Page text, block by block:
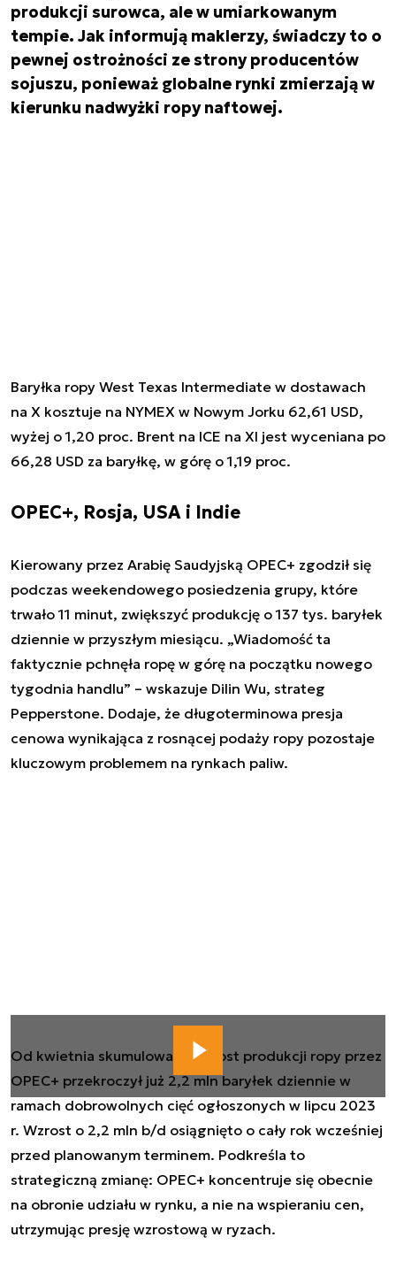
produkcji surowca, ale w umiarkowanym
tempie. Jak informują maklerzy, świadczy to o
pewnej ostrożności ze strony producentów
sojuszu, ponieważ globalne rynki zmierzają w
kierunku nadwyżki ropy naftowej.
Baryłka ropy West Texas Intermediate w dostawach
na X kosztuje na NYMEX w Nowym Jorku 62,61 USD,
wyżej o 1,20 proc. Brent na ICE na XI jest wyceniana po
66,28 USD za baryłkę, w górę o 1,19 proc.
OPEC+, Rosja, USA i Indie
Kierowany przez Arabię Saudyjską OPEC+ zgodził się
podczas weekendowego posiedzenia grupy, które
trwało 11 minut, zwiększyć produkcję o 137 tys. baryłek
dziennie w przyszłym miesiącu. „Wiadomość ta
faktycznie pchnęła ropę w górę na początku nowego
tygodnia handlu” – wskazuje Dilin Wu, strateg
Pepperstone. Dodaje, że długoterminowa presja
cenowa wynikająca z rosnącej podaży ropy pozostaje
kluczowym problemem na rynkach paliw.
Od kwietnia skumulowany wzrost produkcji ropy przez
OPEC+ przekroczył już 2,2 mln baryłek dziennie w
ramach dobrowolnych cięć ogłoszonych w lipcu 2023
r. Wzrost o 2,2 mln b/d osiągnięto o cały rok wcześniej
przed planowanym terminem. Podkreśla to
strategiczną zmianę: OPEC+ koncentruje się obecnie
na obronie udziału w rynku, a nie na wspieraniu cen,
utrzymując presję wzrostową w ryzach.